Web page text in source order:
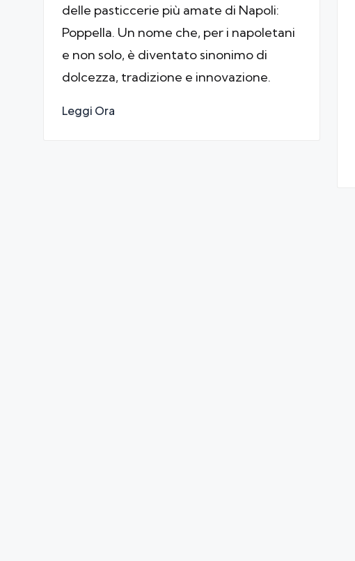
delle pasticcerie più amate di Napoli:
Poppella. Un nome che, per i napoletani
e non solo, è diventato sinonimo di
dolcezza, tradizione e innovazione.
Leggi Ora